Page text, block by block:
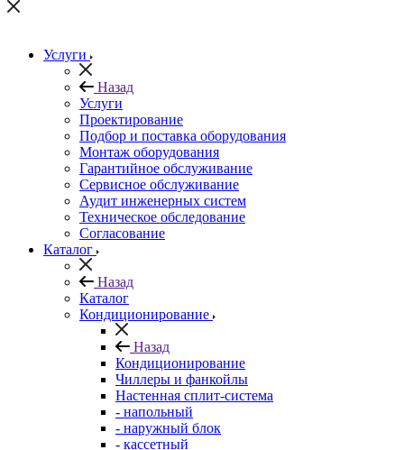
Услуги
Назад
Услуги
Проектирование
Подбор и поставка оборудования
Монтаж оборудования
Гарантийное обслуживание
Сервисное обслуживание
Аудит инженерных систем
Техническое обследование
Согласование
Каталог
Назад
Каталог
Кондиционирование
Назад
Кондиционирование
Чиллеры и фанкойлы
Настенная сплит-система
- напольный
- наружный блок
- кассетный